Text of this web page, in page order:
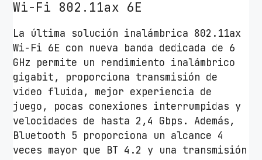
Wi-Fi 802.11ax 6E
La última solución inalámbrica 802.11ax
Wi-Fi 6E con nueva banda dedicada de 6
GHz permite un rendimiento inalámbrico
gigabit, proporciona transmisión de
video fluida, mejor experiencia de
juego, pocas conexiones interrumpidas y
velocidades de hasta 2,4 Gbps. Además,
Bluetooth 5 proporciona un alcance 4
veces mayor que BT 4.2 y una transmisión